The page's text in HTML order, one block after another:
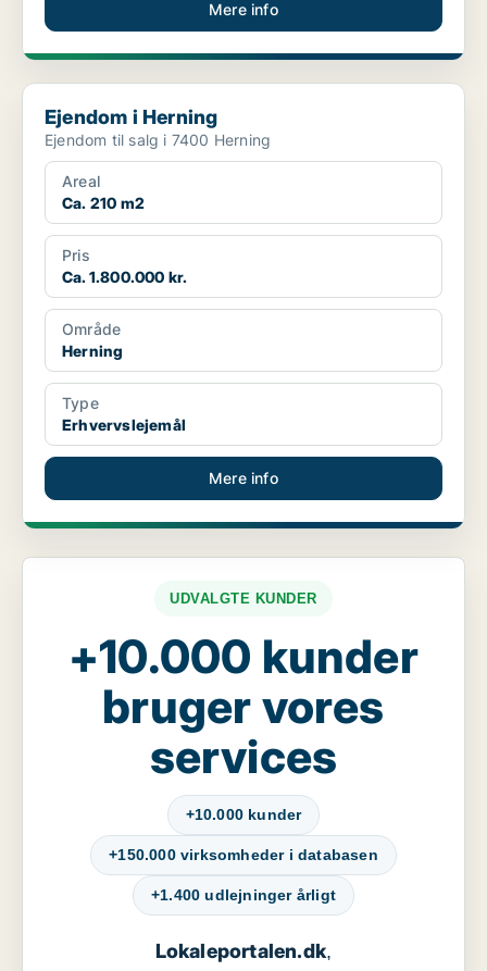
Mere info
Ejendom i Herning
Ejendom i Herning
Ejendom til salg i 7400 Herning
Areal
Ca. 210 m2
Pris
Ca. 1.800.000 kr.
Område
Herning
Type
Erhvervslejemål
Mere info
UDVALGTE KUNDER
+10.000 kunder
bruger vores
services
+10.000 kunder
+150.000 virksomheder i databasen
+1.400 udlejninger årligt
Lokaleportalen.dk,